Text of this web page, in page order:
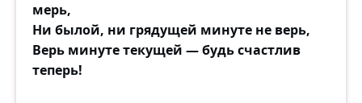
мерь,
Ни былой, ни грядущей минуте не верь,
Верь минуте текущей — будь счастлив
теперь!